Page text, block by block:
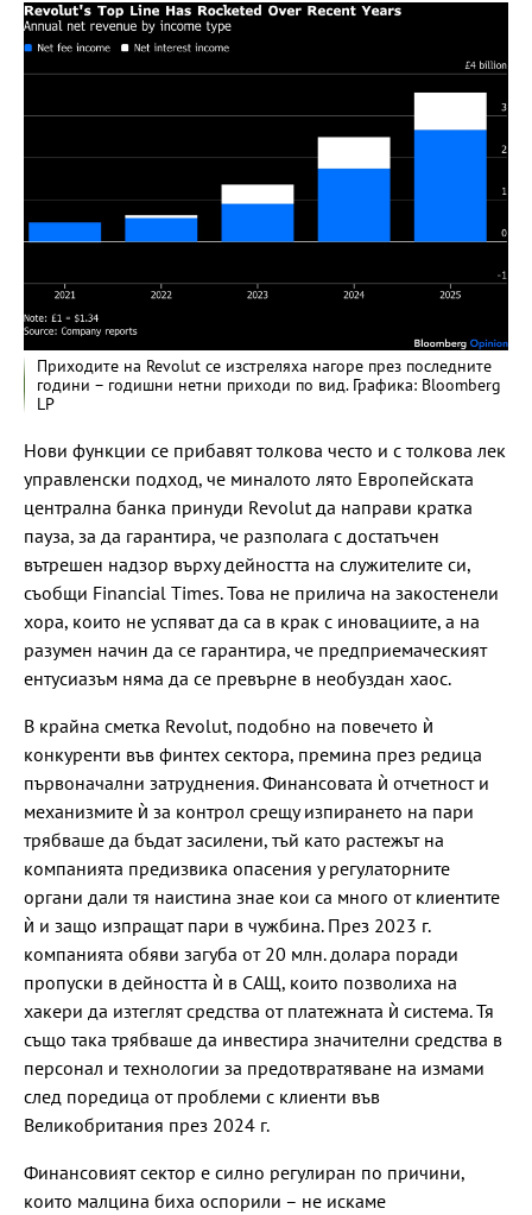
Приходите на Revolut се изстреляха нагоре през последните
години – годишни нетни приходи по вид. Графика: Bloomberg
LP
Нови функции се прибавят толкова често и с толкова лек
управленски подход, че миналото лято Европейската
централна банка принуди Revolut да направи кратка
пауза, за да гарантира, че разполага с достатъчен
вътрешен надзор върху дейността на служителите си,
съобщи Financial Times. Това не прилича на закостенели
хора, които не успяват да са в крак с иновациите, а на
разумен начин да се гарантира, че предприемаческият
ентусиазъм няма да се превърне в необуздан хаос.
В крайна сметка Revolut, подобно на повечето ѝ
конкуренти във финтех сектора, премина през редица
първоначални затруднения. Финансовата ѝ отчетност и
механизмите ѝ за контрол срещу изпирането на пари
трябваше да бъдат засилени, тъй като растежът на
компанията предизвика опасения у регулаторните
органи дали тя наистина знае кои са много от клиентите
ѝ и защо изпращат пари в чужбина. През 2023 г.
компанията обяви загуба от 20 млн. долара поради
пропуски в дейността ѝ в САЩ, които позволиха на
хакери да изтеглят средства от платежната ѝ система. Тя
също така трябваше да инвестира значителни средства в
персонал и технологии за предотвратяване на измами
след поредица от проблеми с клиенти във
Великобритания през 2024 г.
Финансовият сектор е силно регулиран по причини,
които малцина биха оспорили – не искаме